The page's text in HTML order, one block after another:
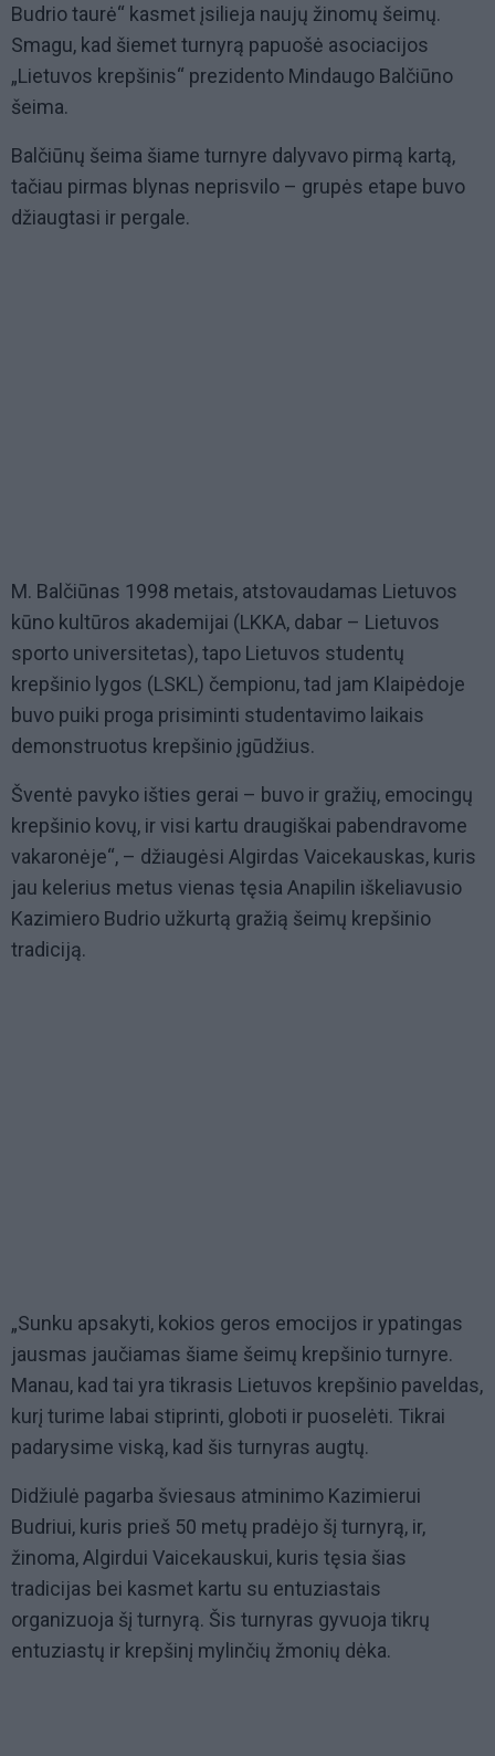
Budrio taurė“ kasmet įsilieja naujų žinomų šeimų.
Smagu, kad šiemet turnyrą papuošė asociacijos
„Lietuvos krepšinis“ prezidento Mindaugo Balčiūno
šeima.
Balčiūnų šeima šiame turnyre dalyvavo pirmą kartą,
tačiau pirmas blynas neprisvilo – grupės etape buvo
džiaugtasi ir pergale.
M. Balčiūnas 1998 metais, atstovaudamas Lietuvos
kūno kultūros akademijai (LKKA, dabar – Lietuvos
sporto universitetas), tapo Lietuvos studentų
krepšinio lygos (LSKL) čempionu, tad jam Klaipėdoje
buvo puiki proga prisiminti studentavimo laikais
demonstruotus krepšinio įgūdžius.
Šventė pavyko išties gerai – buvo ir gražių, emocingų
krepšinio kovų, ir visi kartu draugiškai pabendravome
vakaronėje“, – džiaugėsi Algirdas Vaicekauskas, kuris
jau kelerius metus vienas tęsia Anapilin iškeliavusio
Kazimiero Budrio užkurtą gražią šeimų krepšinio
tradiciją.
„Sunku apsakyti, kokios geros emocijos ir ypatingas
jausmas jaučiamas šiame šeimų krepšinio turnyre.
Manau, kad tai yra tikrasis Lietuvos krepšinio paveldas,
kurį turime labai stiprinti, globoti ir puoselėti. Tikrai
padarysime viską, kad šis turnyras augtų.
Didžiulė pagarba šviesaus atminimo Kazimierui
Budriui, kuris prieš 50 metų pradėjo šį turnyrą, ir,
žinoma, Algirdui Vaicekauskui, kuris tęsia šias
tradicijas bei kasmet kartu su entuziastais
organizuoja šį turnyrą. Šis turnyras gyvuoja tikrų
entuziastų ir krepšinį mylinčių žmonių dėka.